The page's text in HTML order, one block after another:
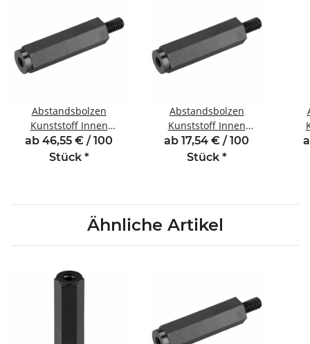
Abstandsbolzen
Kunststoff Innen
/Außengewinde 70 mm
M6 SW10 AG 10
ab 46,55 € / 100
Stück *
Abstandsbolzen
Kunststoff Innen
/Außengewinde 10 mm
M6 SW10 AG 10
ab 17,54 € / 100
Stück *
/
Ähnliche Artikel